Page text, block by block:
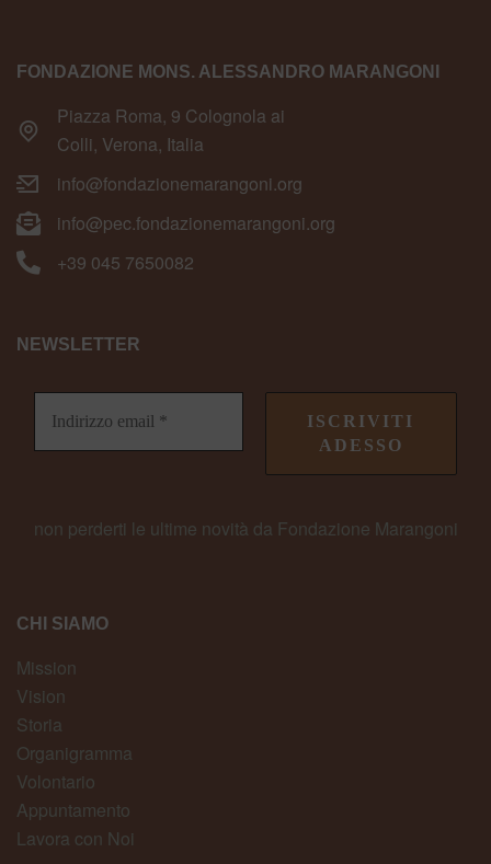
FONDAZIONE MONS. ALESSANDRO MARANGONI
Piazza Roma, 9 Colognola ai
Colli, Verona, Italia
info@fondazionemarangoni.org
info@pec.fondazionemarangoni.org
+39 045 7650082
CHI SIAMO
Mission
Vision
Storia
Organigramma
Volontario
Appuntamento
Lavora con Noi
NEWSLETTER
non perderti le ultime novità da Fondazione Marangoni